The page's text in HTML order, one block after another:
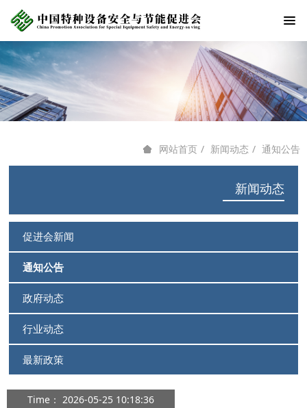
新闻动态
促进会新闻
通知公告
政府动态
行业动态
最新政策
网站首页 新闻动态 通知公告
Time： 2026-05-25 10:18:36